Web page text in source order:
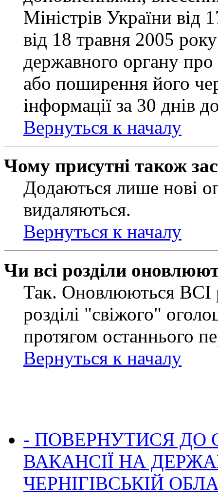
Міністрів України від
від 18 травня 2005
державного органу
або поширення його
інформації за 30 днів
Вернуться к началу
Чому присутні також
Додаються лише нові
видаляються.
Вернуться к началу
Чи всі розділи
Так. Оновлюються ВСІ
розділі "свіжого"
протягом останнього
Вернуться к началу
- ПОВЕРНУТИСЯ ДО
ВАКАНСІЇ НА
ЧЕРНІГІВСЬКІЙ